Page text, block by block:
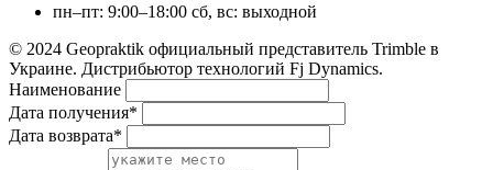
пн–пт: 9:00–18:00 сб, вс: выходной
© 2024 Geopraktik официальный представитель Trimble в
Украине. Дистрибьютор технологий Fj Dynamics.
Наименование
Дата получения*
Дата возврата*